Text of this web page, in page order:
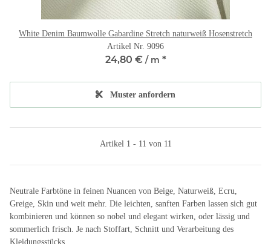
White Denim Baumwolle Gabardine Stretch naturweiß Hosenstretch
Artikel Nr. 9096
24,80 €/ m *
Muster anfordern
Artikel 1 - 11 von 11
Neutrale Farbtöne in feinen Nuancen von Beige, Naturweiß, Ecru,
Greige, Skin und weit mehr. Die leichten, sanften Farben lassen sich gut
kombinieren und können so nobel und elegant wirken, oder lässig und
sommerlich frisch. Je nach Stoffart, Schnitt und Verarbeitung des
Kleidungsstücks.